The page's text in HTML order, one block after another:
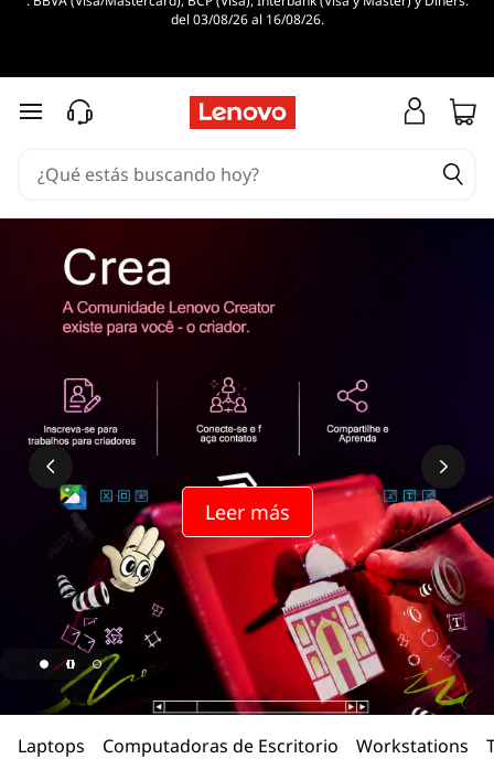
del 03/08/26 al 16/08/26.
Ir al contenido principal
Leer más
Laptops Computadoras de Escritorio Workstations